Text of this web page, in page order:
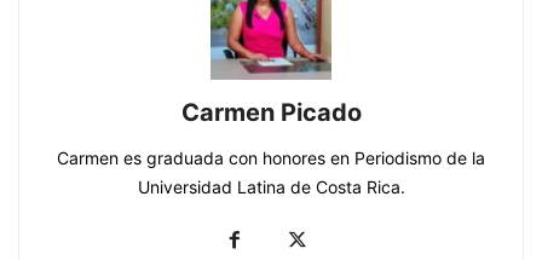
Carmen Picado
Carmen es graduada con honores en Periodismo de la
Universidad Latina de Costa Rica.